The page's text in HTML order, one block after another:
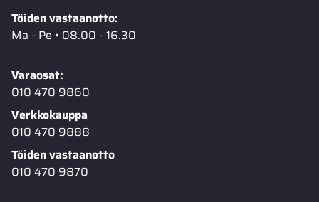
Töiden vastaanotto:
Ma - Pe • 08.00 - 16.30
Varaosat:
010 470 9860
Verkkokauppa
010 470 9888
Töiden vastaanotto
010 470 9870